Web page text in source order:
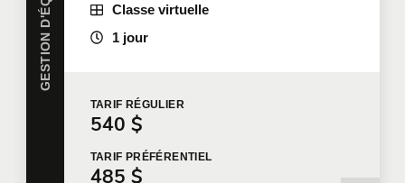
Entreprise
Nombre de participants*
Classe virtuelle
1 jour
TARIF RÉGULIER
540 $
TARIF PRÉFÉRENTIEL
485 $